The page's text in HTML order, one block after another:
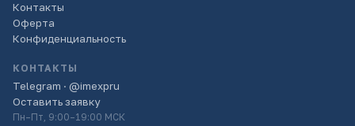
Контакты
Оферта
Конфиденциальность
КОНТАКТЫ
Telegram · @imexpru
Оставить заявку
Пн–Пт, 9:00–19:00 МСК